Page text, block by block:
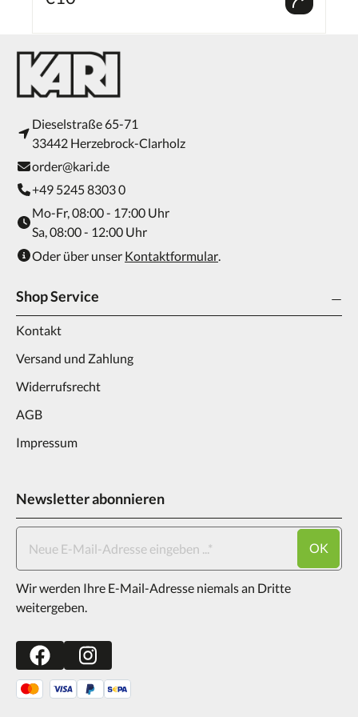
Bewegung beim Spiel hält seinen Körper gesund. Mit dem Hundespielzeug KONG®
Extreme Ball erfüllen Sie gleich zwei Bedürfnisse Ihres Hundes: den Jagdtrieb und
kann er gleich eine ausgiebige Kaurunde mit diesem angenehm elastischen,
unbeaufsichtigt lassen. Kein Spielzeug ist unzerstörbar. Um Verletzungen
vorzubeugen, sollte das Spielzeug regelmäßig auf Beschädigungen oder lose Teile
kontrolliert und gegebenenfalls ersetzt werden. Robust und strapazierfähig
Befüllbar mit Snacks Für stark kauende Hunde Ideal zum Apportieren
Dieselstraße 65-71
33442 Herzebrock-Clarholz
order@kari.de
+49 5245 8303 0
Mo-Fr, 08:00 - 17:00 Uhr
Sa, 08:00 - 12:00 Uhr
Oder über unser Kontaktformular
Shop Service
Kontakt
Versand und Zahlung
Widerrufsrecht
AGB
Impressum
Newsletter abonnieren
OK
Wir werden Ihre E-Mail-Adresse niemals an Dritte
weitergeben.